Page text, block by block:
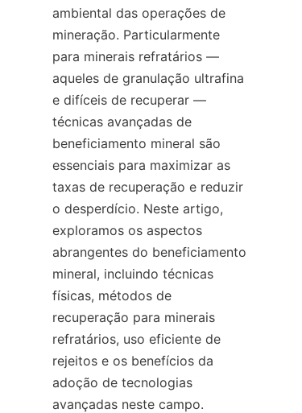
ambiental das operações de
mineração. Particularmente
para minerais refratários —
aqueles de granulação ultrafina
e difíceis de recuperar —
técnicas avançadas de
beneficiamento mineral são
essenciais para maximizar as
taxas de recuperação e reduzir
o desperdício. Neste artigo,
exploramos os aspectos
abrangentes do beneficiamento
mineral, incluindo técnicas
físicas, métodos de
recuperação para minerais
refratários, uso eficiente de
rejeitos e os benefícios da
adoção de tecnologias
avançadas neste campo.